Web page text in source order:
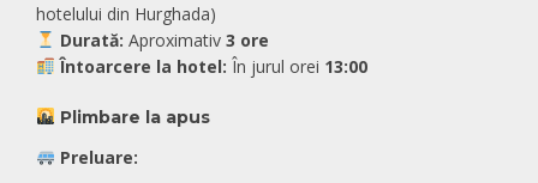
hotelului din Hurghada)
Durată: Aproximativ 3 ore
Întoarcere la hotel: În jurul orei 13:00
Plimbare la apus
Preluare: